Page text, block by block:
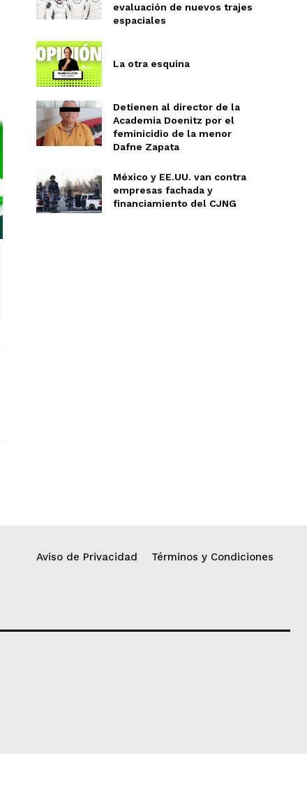
evaluación de nuevos trajes
espaciales
La otra esquina
Detienen al director de la
Academia Doenitz por el
feminicidio de la menor
Dafne Zapata
México y EE.UU. van contra
empresas fachada y
financiamiento del CJNG
Aviso de Privacidad Términos y Condiciones